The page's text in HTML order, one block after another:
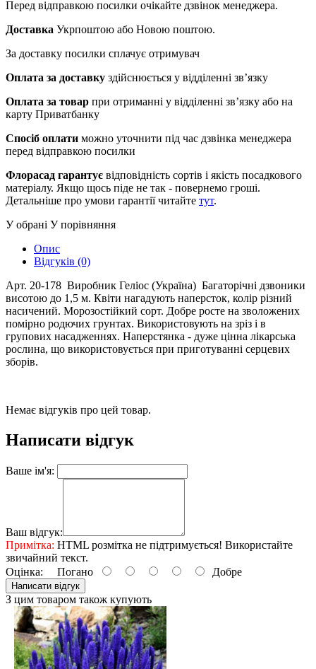
Перед відправкою посилки очікайте дзвінок менеджера.
Доставка Укрпоштою або Новою поштою.
За доставку посилки сплачує отримувач
Оплата за доставку здійснюється у відділенні зв’язку
Оплата за товар при отриманні у відділенні зв’язку або на
карту Приватбанку
Спосіб оплати можно уточнити під час дзвінка менеджера
перед відправкою посилки
Флорасад гарантує відповідність сортів і якість посадкового
матеріалу. Якщо щось піде не так - повернемо гроші.
Детальніше про умови гарантії читайте тут.
У обрані У порівняння
Опис
Відгуків (0)
Арт. 20-178 Виробник Геліос (Україна) Багаторічні дзвоники
висотою до 1,5 м. Квіти нагадують наперсток, колір різний
насичений. Морозостійкий сорт. Добре росте на зволожених
помірно родючих грунтах. Використовують на зріз і в
групових насадженнях. Наперстянка - дуже цінна лікарська
рослина, що використовується при приготуванні серцевих
зборів.
Немає відгуків про цей товар.
Написати відгук
Ваше ім'я:
Ваш відгук:
Примітка: HTML розмітка не підтримується! Використайте
звичайний текст.
Оцінка: Погано Добре
Написати відгук
З цим товаром також купують